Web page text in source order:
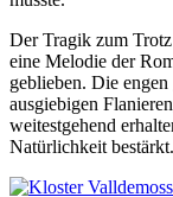
Der Tragik zum
eine Melodie der
geblieben. Die
ausgiebigen
weitestgehend
Natürlichkeit bestärkt.